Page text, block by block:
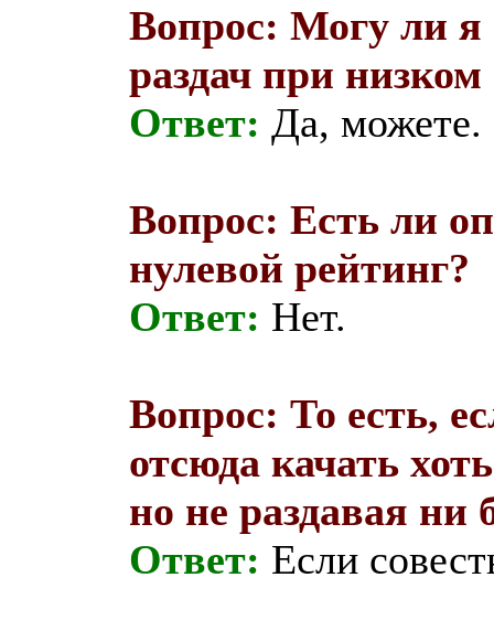
Вопрос: Могу ли я
раздач при
Ответ: Да, можете.
Вопрос: Есть ли
нулевой рейтинг?
Ответ: Нет.
Вопрос: То есть,
отсюда качать
но не раздавая ни
Ответ: Если